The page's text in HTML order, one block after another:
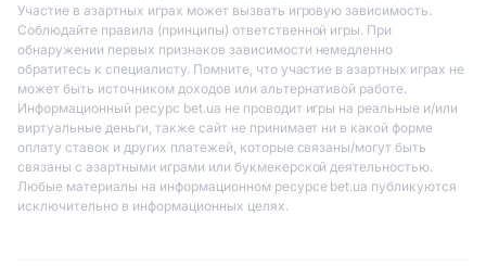
Участие в азартных играх может вызвать игровую зависимость.
Соблюдайте правила (принципы) ответственной игры. При
обнаружении первых признаков зависимости немедленно
обратитесь к специалисту. Помните, что участие в азартных играх не
может быть источником доходов или альтернативой работе.
Информационный ресурс bet.ua не проводит игры на реальные и/или
виртуальные деньги, также сайт не принимает ни в какой форме
оплату ставок и других платежей, которые связаны/могут быть
связаны с азартными играми или букмекерской деятельностью.
Любые материалы на информационном ресурсе bet.ua публикуются
исключительно в информационных целях.